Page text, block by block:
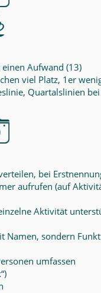
Aufwand (13)
viel Platz, 1er
Quartalslinien bei
bei
aufrufen (auf
Aktivität
Namen, sondern
umfassen